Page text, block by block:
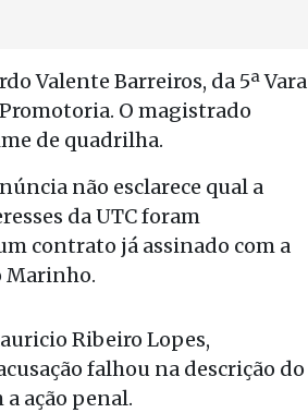
Valente Barreiros, da 5ª Vara
O magistrado
de quadrilha.
não esclarece qual a
da UTC foram
contrato já assinado com a
Marinho.
Ribeiro Lopes,
falhou na descrição do
ação penal.